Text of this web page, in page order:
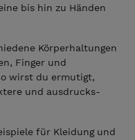
bis hin zu Händen
Körperhaltungen
Finger und
wirst du ermutigt,
und ausdrucks-
für Kleidung und